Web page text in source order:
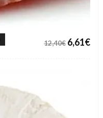
12,40€ 6,61€